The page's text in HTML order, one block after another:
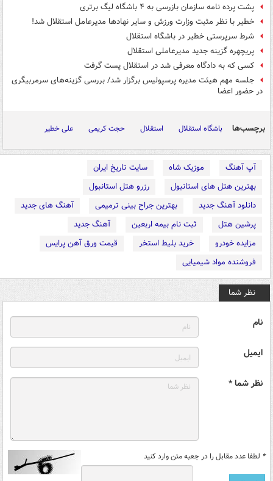
پشت پرده نامه سازمان بازرسی به ۴ باشگاه لیگ برتری
خطیر با نظر مثبت وزارت ورزش و سایر نهادها مدیرعامل استقلال شد!
شرط سرپرستی خطیر در باشگاه استقلال
پریچهره گزینه جدید مدیرعاملی استقلال
کسی که به دادگاه معرفی شد در استقلال پست گرفت
جلسه مهم هیئت مدیره پرسپولیس برگزار شد/ بررسی گزینه‌های سرمربیگری
در حضور اعضا
برچسب‌ها باشگاه استقلال استقلال حجت کریمی علی خطیر
آپ آهنگ موزیک شاه
سایت تاریخ ایران
بهترین هتل های استانبول
رزرو هتل استانبول
دانلود آهنگ جدید
بهترین جراح بینی ترمیمی
آهنگ های جدید
پرشین هتل
ثبت نام بیمه اربعین
آهنگ جدید
مزایده خودرو
خرید بلیط استخر
قیمت ورق آهن پرایس
فروشنده مواد شیمیایی
نظر شما
نام
ایمیل
نظر شما *
* لطفا عدد مقابل را در جعبه متن وارد کنید